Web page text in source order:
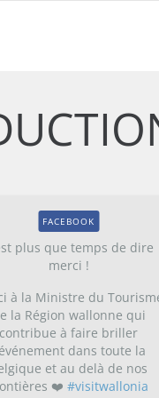
plus que temps de dire
merci !
à la Ministre du
la Région wallonne qui
contribue à faire briller
dans toute la
et au delà de nos
❤️ #visitwallonia
FACEBOOK